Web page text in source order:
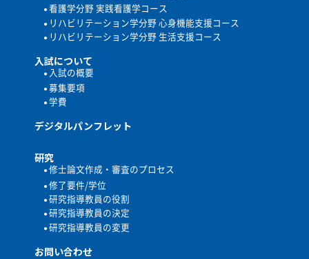
看護学分野 実践看護学コース
リハビリテーション学分野 心身機能支援コース
リハビリテーション学分野 生活支援コース
入試について
入試の概要
募集要項
学費
デジタルパンフレット
研究
修士論文作成・審査のプロセス
修了要件/学位
研究指導教員の役割
研究指導教員の決定
研究指導教員の変更
お問い合わせ